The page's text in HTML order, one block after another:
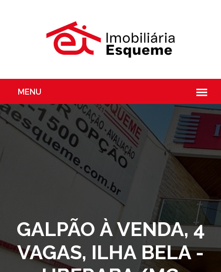
GALPÃO À VENDA, 4
VAGAS, ILHA BELA -